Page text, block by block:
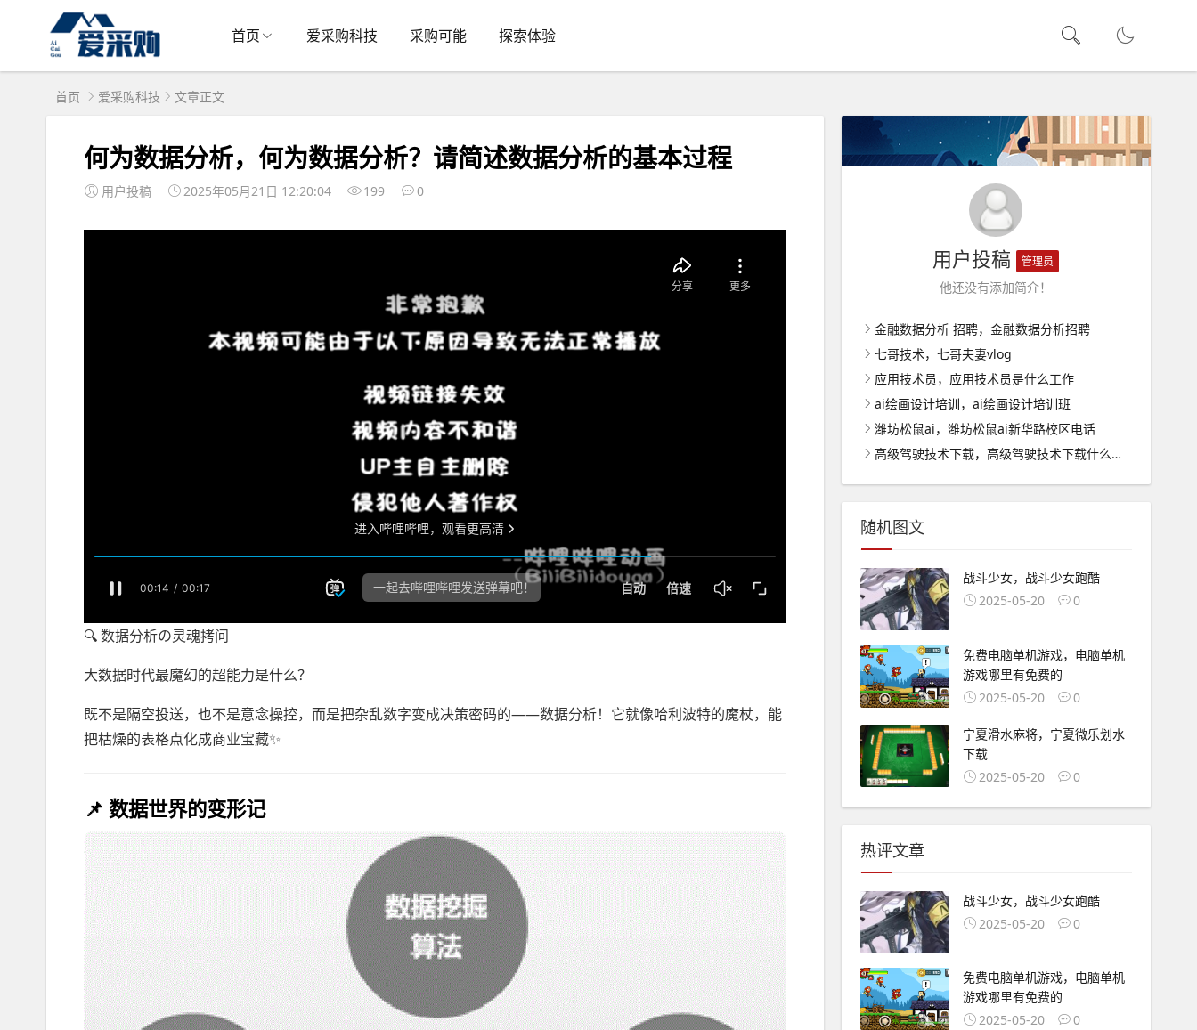
首页 爱采购科技 采购可能 探索体验
首页 爱采购科技 文章正文
何为数据分析，何为数据分析？请简述数据分析的基本过程
用户投稿 2025年05月21日 12:20:04 199 0
🔍 数据分析の灵魂拷问
大数据时代最魔幻的超能力是什么？
既不是隔空投送，也不是意念操控，而是把杂乱数字变成决策密码的——数据分析！它就像哈利波特的魔杖，能
把枯燥的表格点化成商业宝藏✨
📌 数据世界的变形记
用户投稿 管理员
他还没有添加简介！
金融数据分析 招聘，金融数据分析招聘
七哥技术，七哥夫妻vlog
应用技术员，应用技术员是什么工作
ai绘画设计培训，ai绘画设计培训班
潍坊松鼠ai，潍坊松鼠ai新华路校区电话
高级驾驶技术下载，高级驾驶技术下载什么软件
随机图文
战斗少女，战斗少女跑酷
2025-05-20
0
免费电脑单机游戏，电脑单机
游戏哪里有免费的
2025-05-20
0
宁夏滑水麻将，宁夏微乐划水
下载
2025-05-20
0
热评文章
战斗少女，战斗少女跑酷
2025-05-20
0
免费电脑单机游戏，电脑单机
游戏哪里有免费的
2025-05-20
0